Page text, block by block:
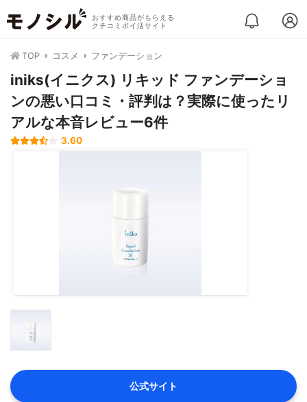
おすすめ商品がもらえる
クチコミポイ活サイト
TOP コスメ ファンデーション
iniks(イニクス) リキッド ファンデーショ
ンの悪い口コミ・評判は？実際に使ったリ
アルな本音レビュー6件
3.60
公式サイト